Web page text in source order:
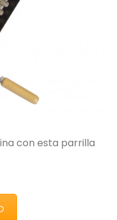
con esta parrilla